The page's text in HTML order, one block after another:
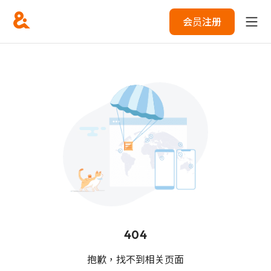
会员注册
404
抱歉，找不到相关页面